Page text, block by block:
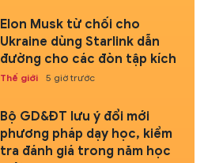
Elon Musk từ chối cho
Ukraine dùng Starlink dẫn
đường cho các đòn tập kích
Thế giới 5 giờ trước
Bộ GD&ĐT lưu ý đổi mới
phương pháp dạy học, kiểm
tra đánh giá trong năm học